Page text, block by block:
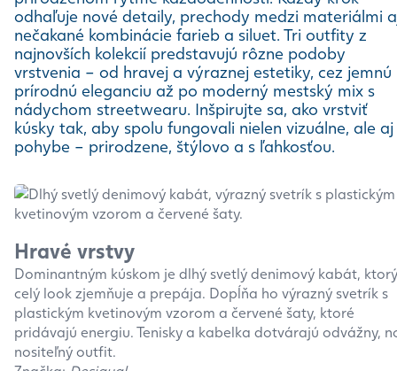
odhaľuje nové detaily, prechody medzi materiálmi
nečakané kombinácie farieb a siluet. Tri outfity z
najnovších kolekcií predstavujú rôzne podoby
vrstvenia – od hravej a výraznej estetiky, cez jemnú
prírodnú eleganciu až po moderný mestský mix s
nádychom streetwearu. Inšpirujte sa, ako vrstviť
kúsky tak, aby spolu fungovali nielen vizuálne, ale aj
pohybe – prirodzene, štýlovo a s ľahkosťou.
Hravé vrstvy
Dominantným kúskom je dlhý svetlý denimový kabát, ktorý
celý look zjemňuje a prepája. Dopĺňa ho výrazný svetrík s
plastickým kvetinovým vzorom a červené šaty, ktoré
pridávajú energiu. Tenisky a kabelka dotvárajú odvážny,
nositeľný outfit.